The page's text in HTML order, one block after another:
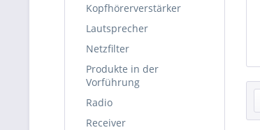
Kopfhörerverstärker
Lautsprecher
Netzfilter
Produkte in der
Vorführung
Radio
Receiver